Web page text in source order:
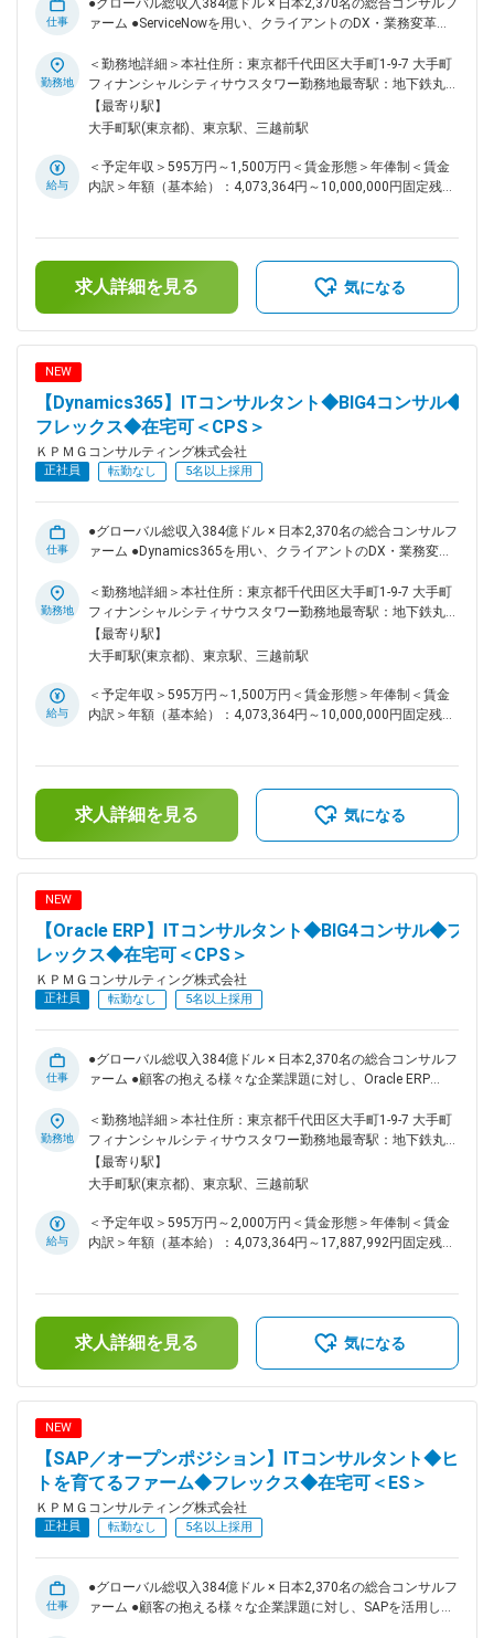
仕事
●グローバル総収入384億ドル × 日本2,370名の総合コンサルフ
ァーム ●ServiceNowを用い、クライアントのDX・業務変革の
切にするNo.1ファーム」 ●フレックス/男性育休取得率93%/働
く場所の複数選択肢等で柔軟な働き方が可能 KPMGグローバル
の様々な領域の専門家と協業して、付加価値の高いサービスを
提供し、クライアントのDX・業務変革の実現支援をお任せい
当して頂きます。 ・クライアントのリーダーと共に業務プロ
セス改革を推進し、ServiceNowに関する構想戦略、実現ロー
イスを提供 ・ServiceNow導入の構想策定、要件定義から設
計、開発、テスト、運用までを一気通貫で支援 ・単なるシス
テムの導入だけではなく、新業務・新システムの定着化、およ
び継続的な変革の支援、チェンジマネジメントなど人・組織に
までも「クライアントの業務改革とDXの成功、および持続的
能 ・当社は、グローバルにおけるトップ５のServiceNowスト
ラテジック・インテグレーション・パートナーの１社として高
がら、さまざまな業界におけるプロジェクトの幅広いフェーズ
に携わり、市場価値の高いServiceNowコンサルタントを目指
すことが可能 ・ServiceNowだけでなく、SAP, Oracle ERP
ますので、希望される方はスキルの幅を広げて頂くことが可能
です。 ■参考情報
ent-consulting/powered-enterprise.html 変更の範囲：会社の定
める業務
勤務地
＜勤務地詳細＞本社住所：東京都千代田区大手町1-9-7 大手町
フィナンシャルシティサウスタワー勤務地最寄駅：地下鉄丸ノ
内線／大手町駅受動喫煙対策：屋内全面禁煙変更の範囲：会社
の定める事業所（リモートワーク含む）
【最寄り駅】
大手町駅(東京都)、東京駅、三越前駅
給与
＜予定年収＞595万円～1,500万円＜賃金形態＞年俸制＜賃金
内訳＞年額（基本給）：4,073,364円～10,000,000円固定残業
給有無＞有＜残業手当＞有＜給与補足＞賞与別途あり賃金はあ
くまでも目安の金額であり、選考を通じて上下する可能性があ
ります。月給(月額)は固定手当を含めた表記です。
求人詳細を見る 気になる
NEW
【Dynamics365】ITコンサルタント◆BIG4コンサル◆
フレックス◆在宅可＜CPS＞
ＫＰＭＧコンサルティング株式会社
正社員 転勤なし 5名以上採用
仕事
●グローバル総収入384億ドル × 日本2,370名の総合コンサルフ
ァーム ●Dynamics365を用い、クライアントのDX・業務変革
を支える評価制度 ●フレックス/男性育休取得率93%/働く場所
の複数選択肢等で柔軟な働き方が可能 KPMGグローバルの様々
な領域の専門家と協業して、付加価値の高いサービスを提供
し、クライアントのDX・業務変革の実現支援をお任せいたし
せいたします。 ・デモを通したクライアントニーズの把握と
提案 ・DX・業務改革の基本構想策定 ・要件定義、パラメータ
業務・新システムの定着化、および継続的な変革の支援 ・プ
ロジェクト管理、チェンジマネジメント ■プロジェクト事例：
https://recruit.kpmg-
consulting.jp/work/managementconsulting/case-study04 ■
トの業務改革とDXの成功、および持続的な成長を支援するパ
市場でシェアを堅調に伸ばしており今後の成長も期待できま
す。専門性をつけることで今後のマーケットにおいて強みをつ
ServiceNowなどにも対応していますので、希望される方はス
キルの幅を広げて頂くことが可能 ■参考情報
https://home.kpmg/jp/ja/home/services/advisory/managem
中途入社の80%以上が業界未経験 ・穏やかな社風でありなが
ら、グローバルファームとしてのナレッジが豊富の為、落ち着
は低く長期就業が可能 変更の範囲：会社の定める業務
勤務地
＜勤務地詳細＞本社住所：東京都千代田区大手町1-9-7 大手町
フィナンシャルシティサウスタワー勤務地最寄駅：地下鉄丸ノ
内線／大手町駅受動喫煙対策：屋内全面禁煙変更の範囲：会社
の定める事業所（リモートワーク含む）
【最寄り駅】
大手町駅(東京都)、東京駅、三越前駅
給与
＜予定年収＞595万円～1,500万円＜賃金形態＞年俸制＜賃金
内訳＞年額（基本給）：4,073,364円～10,000,000円固定残業
給有無＞有＜残業手当＞有＜給与補足＞賞与別途あり賃金はあ
くまでも目安の金額であり、選考を通じて上下する可能性があ
ります。月給(月額)は固定手当を含めた表記です。
求人詳細を見る 気になる
NEW
【Oracle ERP】ITコンサルタント◆BIG4コンサル◆フ
レックス◆在宅可＜CPS＞
ＫＰＭＧコンサルティング株式会社
正社員 転勤なし 5名以上採用
仕事
●グローバル総収入384億ドル × 日本2,370名の総合コンサルフ
ァーム ●顧客の抱える様々な企業課題に対し、Oracle ERP
制度で「ヒトを大切にするNo.1ファーム」 ●フレックス/男性
育休取得率93%/働く場所の複数選択肢等で柔軟な働き方が可
能 Oracle ERP導入に関する以下の業務を担当して頂きます。
・DX・業務改革の基本構想策定 ・要件定義、パラメータ設定
点を想定） ・テスト、移行、およびトレーニング ・新業務お
よび新システムの定着化、および継続的な改革の支援 ・チェ
ジションの魅力： ・目指すのはあくまでも「クライアントの
業務改革とDXの成功、および持続的な成長を支援するパート
ナー」です。業務起点でアプローチするので、業務×ITコンサ
ルタントとしての経験を積むことが可能。将来的に業務領域の
いただくキャリアも可能です。 ・クライアントの構想策定か
・KPMGグローバルの最先端のアセットや方法論に関する研修
の機会も提供させて頂きますので、最新の業務改革やテクノロ
Microsoft Dynamics 365, ServiceNowなど他のソリューション
にも対応していますので、希望される方はスキルの幅を広げて
頂くことが可能です。 ■おすすめポイント ・中途入社の80%以
ァームとしてのナレッジが豊富の為、落ち着いた環境で質の高
いコンサルを学べる結果、離職率が業界内では低く長期就業が
勤務地
＜勤務地詳細＞本社住所：東京都千代田区大手町1-9-7 大手町
フィナンシャルシティサウスタワー勤務地最寄駅：地下鉄丸ノ
内線／大手町駅受動喫煙対策：屋内全面禁煙変更の範囲：会社
の定める事業所（リモートワーク含む）
【最寄り駅】
大手町駅(東京都)、東京駅、三越前駅
給与
＜予定年収＞595万円～2,000万円＜賃金形態＞年俸制＜賃金
内訳＞年額（基本給）：4,073,364円～17,887,992円固定残業
給有無＞有＜残業手当＞有＜給与補足＞賞与別途あり賃金はあ
くまでも目安の金額であり、選考を通じて上下する可能性があ
ります。月給(月額)は固定手当を含めた表記です。
求人詳細を見る 気になる
NEW
【SAP／オープンポジション】ITコンサルタント◆ヒ
トを育てるファーム◆フレックス◆在宅可＜ES＞
ＫＰＭＧコンサルティング株式会社
正社員 転勤なし 5名以上採用
仕事
●グローバル総収入384億ドル × 日本2,370名の総合コンサルフ
ァーム ●顧客の抱える様々な企業課題に対し、SAPを活用した